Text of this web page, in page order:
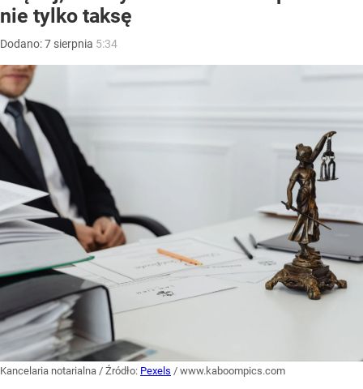
nie tylko taksę
Dodano:7 sierpnia 5:34
Kancelaria notarialna / Źródło: Pexels / www.kaboompics.com